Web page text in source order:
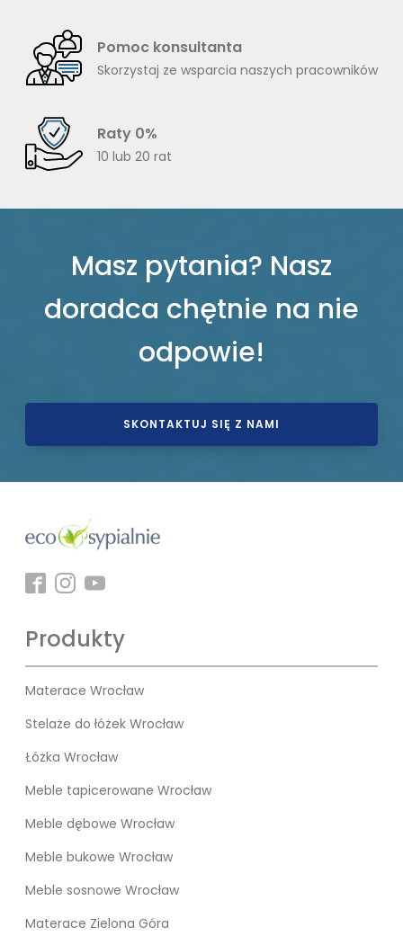
Pomoc konsultanta
Skorzystaj ze wsparcia naszych pracowników
Raty 0%
10 lub 20 rat
Masz pytania? Nasz
doradca chętnie na nie
odpowie!
SKONTAKTUJ SIĘ Z NAMI
Produkty
Materace Wrocław
Stelaże do łóżek Wrocław
Łóżka Wrocław
Meble tapicerowane Wrocław
Meble dębowe Wrocław
Meble bukowe Wrocław
Meble sosnowe Wrocław
Materace Zielona Góra